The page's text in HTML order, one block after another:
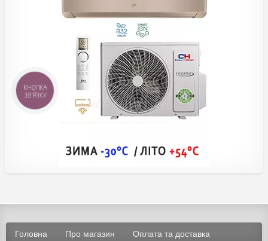
Головна Про магазин Оплата та доставка
КНОПКА
ЗВ'ЯЗКУ